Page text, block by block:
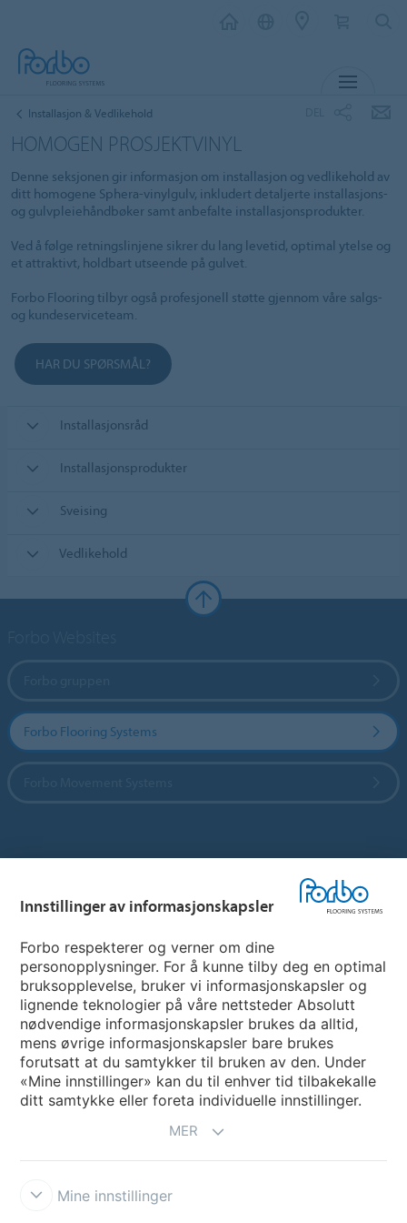
Installasjon & Vedlikehold
HOMOGEN PROSJEKTVINYL
Denne seksjonen gir informasjon om installasjon og vedlikehold av
ditt homogene Sphera-vinylgulv, inkludert detaljerte installasjons-
og gulvpleiehåndbøker samt anbefalte installasjonsprodukter.
Ved å følge retningslinjene sikrer du lang levetid, optimal ytelse og
et attraktivt, holdbart utseende på gulvet.
Forbo Flooring tilbyr også profesjonell støtte gjennom våre salgs-
og kundeserviceteam.
HAR DU SPØRSMÅL?
Installasjonsråd
Installasjonsprodukter
Sveising
Vedlikehold
Forbo Flooring Systems
Hjemmeside per land
Velg land
My Forbo
INFORMASJON COVID-19
Support - Ansvarsfraskrivelse
Innstillinger av informasjonskapsler
Forbo respekterer og verner om dine
personopplysninger. For å kunne tilby deg en optimal
bruksopplevelse, bruker vi informasjonskapsler og
lignende teknologier på våre nettsteder Absolutt
nødvendige informasjonskapsler brukes da alltid,
mens øvrige informasjonskapsler bare brukes
forutsatt at du samtykker til bruken av den. Under
«Mine innstillinger» kan du til enhver tid tilbakekalle
ditt samtykke eller foreta individuelle innstillinger.
MER
Mine innstillinger